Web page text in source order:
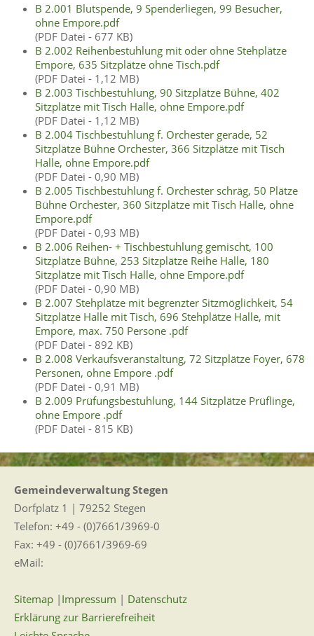
B 2.001 Blutspende, 9 Spenderliegen, 99 Besucher,
ohne Empore.pdf
(PDF Datei - 677 KB)
B 2.002 Reihenbestuhlung mit oder ohne Stehplätze
Empore, 635 Sitzplätze ohne Tisch.pdf
(PDF Datei - 1,12 MB)
B 2.003 Tischbestuhlung, 90 Sitzplätze Bühne, 402
Sitzplätze mit Tisch Halle, ohne Empore.pdf
(PDF Datei - 1,12 MB)
B 2.004 Tischbestuhlung f. Orchester gerade, 52
Sitzplätze Bühne Orchester, 366 Sitzplätze mit Tisch
Halle, ohne Empore.pdf
(PDF Datei - 0,90 MB)
B 2.005 Tischbestuhlung f. Orchester schräg, 50 Plätze
Bühne Orchester, 360 Sitzplätze mit Tisch Halle, ohne
Empore.pdf
(PDF Datei - 0,93 MB)
B 2.006 Reihen- + Tischbestuhlung gemischt, 100
Sitzplätze Bühne, 253 Sitzplätze Reihe Halle, 180
Sitzplätze mit Tisch Halle, ohne Empore.pdf
(PDF Datei - 0,90 MB)
B 2.007 Stehplätze mit begrenzter Sitzmöglichkeit, 54
Sitzplätze Halle mit Tisch, 696 Stehplätze Halle, mit
Empore, max. 750 Persone .pdf
(PDF Datei - 892 KB)
B 2.008 Verkaufsveranstaltung, 72 Sitzplätze Foyer, 678
Personen, ohne Empore .pdf
(PDF Datei - 0,91 MB)
B 2.009 Prüfungsbestuhlung, 144 Sitzplätze Prüflinge,
ohne Empore .pdf
(PDF Datei - 815 KB)
Gemeindeverwaltung Stegen
Dorfplatz 1 | 79252 Stegen
Telefon: +49 - (0)7661/3969-0
Fax: +49 - (0)7661/3969-69
eMail:
Sitemap | Impressum | Datenschutz
Erklärung zur Barrierefreiheit